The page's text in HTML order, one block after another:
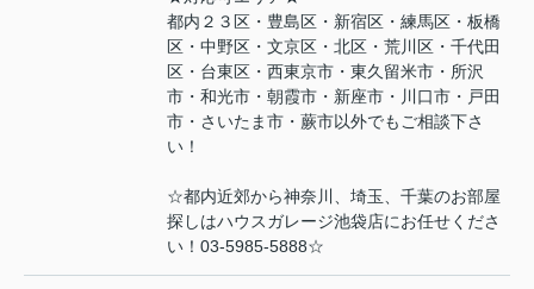
都内２３区・豊島区・新宿区・練馬区・板橋
区・中野区・文京区・北区・荒川区・千代田
区・台東区・西東京市・東久留米市・所沢
市・和光市・朝霞市・新座市・川口市・戸田
市・さいたま市・蕨市以外でもご相談下さ
い！
☆都内近郊から神奈川、埼玉、千葉のお部屋
探しはハウスガレージ池袋店にお任せくださ
い！03-5985-5888☆